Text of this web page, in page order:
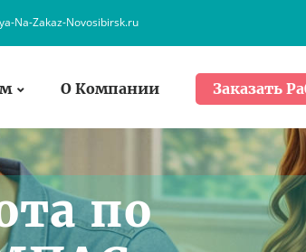
Na-Zakaz-Novosibirsk.ru
О Компании Заказать
по